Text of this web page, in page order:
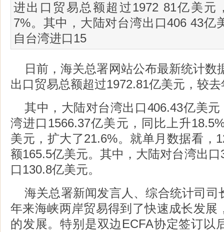
进出口贸易总额超过1972 81亿美元
7%。其中，大陆对台湾出口406 43亿
自台湾进口15
日前，海关总署网站公布最新统计数
出口贸易总额超过1972.81亿美元，较
其中，大陆对台湾出口406.43亿美
湾进口1566.37亿美元，同比上升
美元，扩大了21.6%。就单月数据看，
额165.5亿美元。其中，大陆对台湾出
口130.8亿美元。
海关总署新闻发言人、综合统计司司
年来海峡两岸贸易得到了快速成长发展
的发展。特别是双边ECFA协定签订以